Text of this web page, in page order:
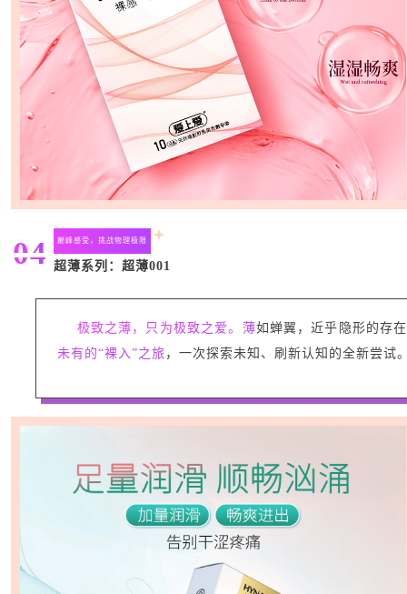
04 巅峰感受，挑战物理极限
超薄系列：超薄001
极致之薄，只为极致之爱。薄如蝉翼，近乎隐形的存
未有的“裸入”之旅 ，一次探索未知、刷新认知的全新尝试